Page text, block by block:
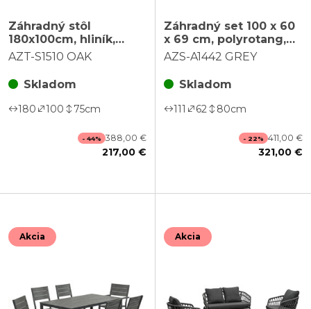
Záhradný stôl
180x100cm, hliník,
polywood, béžová,
AZT-S1510 OAK
Skladom
180 100 75cm
- 44% 388,00 €
217,00 €
Záhradný set 100 x 60
x 69 cm, polyrotang,
sivá, AZS-A1442 GREY
AZS-A1442 GREY
Skladom
111 62 80cm
- 22% 411,00 €
321,00 €
Akcia Akcia